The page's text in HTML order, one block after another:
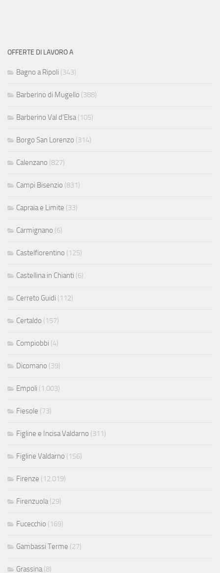
OFFERTE DI LAVORO A
Bagno a Ripoli (343)
Barberino di Mugello (388)
Barberino Val d'Elsa(105)
Borgo San Lorenzo (314)
Calenzano (827)
Campi Bisenzio (831)
Capraia e Limite (33)
Carmignano (6)
Castelfiorentino (125)
Castellina in Chianti (6)
Cerreto Guidi (112)
Certaldo (157)
Compiobbi (4)
Dicomano (39)
Empoli (1.003)
Fiesole (73)
Figline e Incisa Valdarno (311)
Figline Valdarno (156)
Firenze (12.019)
Firenzuola(29)
Fucecchio (169)
Gambassi Terme (27)
Grassina(8)